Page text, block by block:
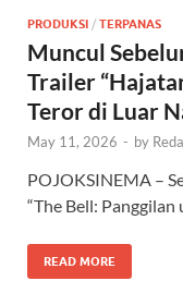
PRODUKSI / TERPANAS
Muncul
Trailer
Teror di Luar
May 11, 2026 - by
POJOKSINEMA –
“The Bell:
READ MORE